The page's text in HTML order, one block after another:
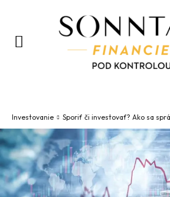
Investovanie Sporiť či investovať? Ako sa